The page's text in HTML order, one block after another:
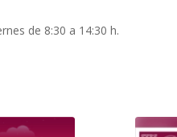
de 8:30 a 14:30 h.